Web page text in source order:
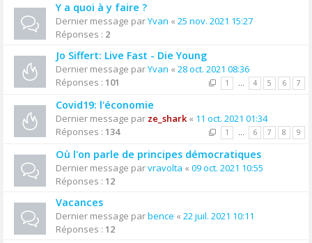
Y a quoi à y faire ?
Dernier message parYvan « 25 nov. 2021 15:27
Réponses : 2
Jo Siffert: Live Fast - Die Young
Dernier message parYvan « 28 oct. 2021 08:36
Réponses : 101 1 … 4 5 6 7
Covid19: l'économie
Dernier message par ze_shark« 11 oct. 2021 01:34
Réponses : 134 1 … 6 7 8 9
Où l'on parle de principes démocratiques
Dernier message parvravolta « 09 oct. 2021 10:55
Réponses : 12
Vacances
Dernier message parbence « 22 juil. 2021 10:11
Réponses : 12